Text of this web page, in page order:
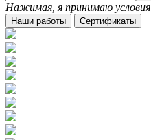
Нажимая, я принимаю условия
Наши работы Сертификаты